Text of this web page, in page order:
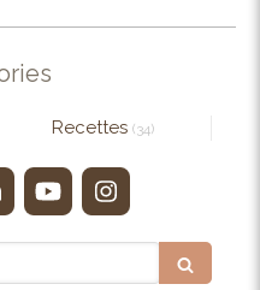
Recettes (34)